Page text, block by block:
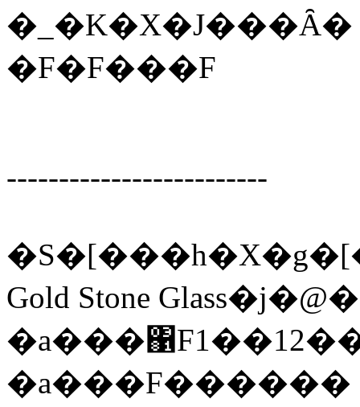
�_�K�X�J���Ȃ�
�F�F���F
-------------------------
Gold Stone
�a���F������